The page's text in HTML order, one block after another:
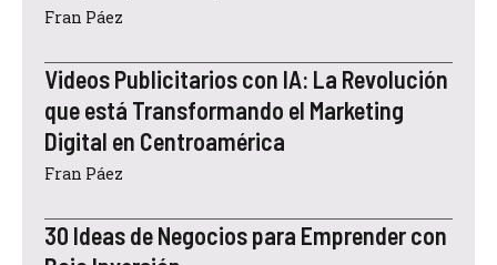
Fran Páez
Videos Publicitarios con IA: La Revolución
que está Transformando el Marketing
Digital en Centroamérica
Fran Páez
30 Ideas de Negocios para Emprender con